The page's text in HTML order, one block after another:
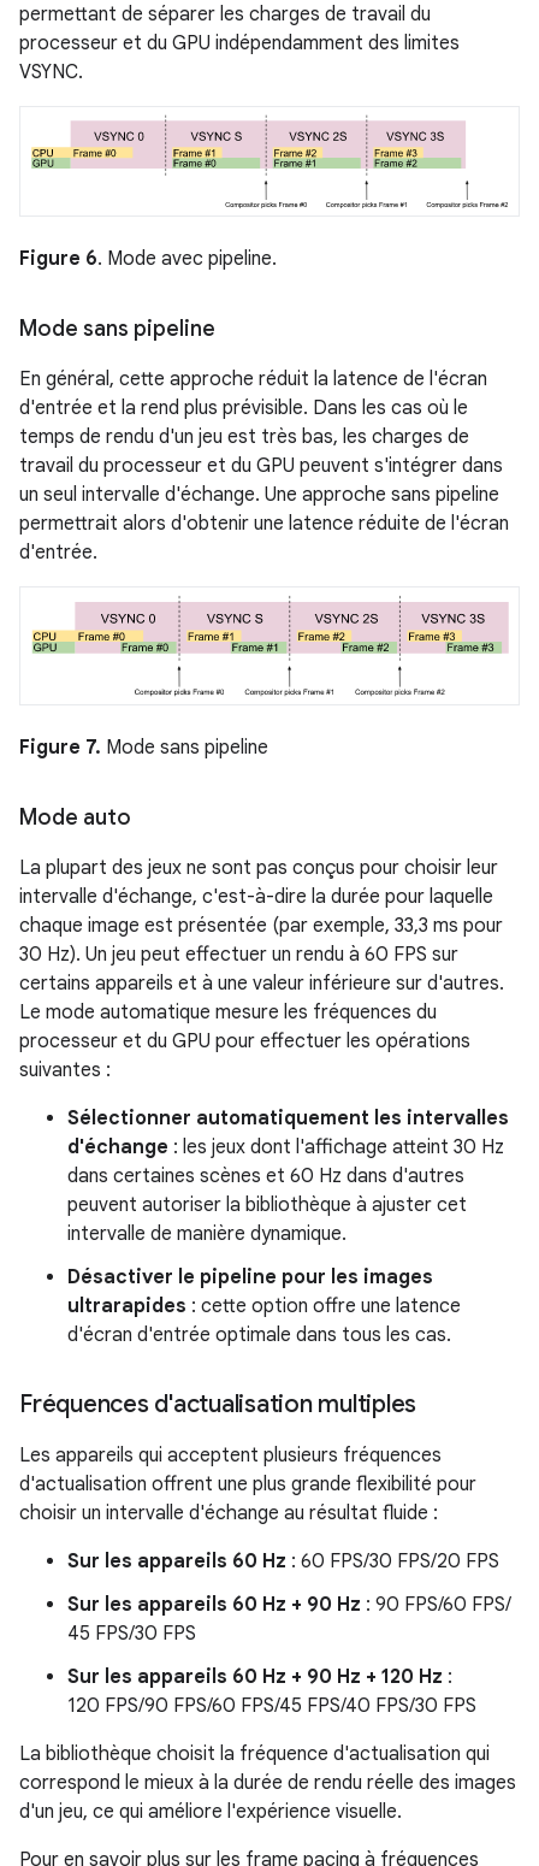
permettant de séparer les charges de travail du
processeur et du GPU indépendamment des limites
VSYNC.
Figure 6. Mode avec pipeline.
Mode sans pipeline
En général, cette approche réduit la latence de l'écran
d'entrée et la rend plus prévisible. Dans les cas où le
temps de rendu d'un jeu est très bas, les charges de
travail du processeur et du GPU peuvent s'intégrer dans
un seul intervalle d'échange. Une approche sans pipeline
permettrait alors d'obtenir une latence réduite de l'écran
d'entrée.
Figure 7. Mode sans pipeline
Mode auto
La plupart des jeux ne sont pas conçus pour choisir leur
intervalle d'échange, c'est-à-dire la durée pour laquelle
chaque image est présentée (par exemple, 33,3 ms pour
30 Hz). Un jeu peut effectuer un rendu à 60 FPS sur
certains appareils et à une valeur inférieure sur d'autres.
Le mode automatique mesure les fréquences du
processeur et du GPU pour effectuer les opérations
suivantes :
Sélectionner automatiquement les intervalles
d'échange : les jeux dont l'affichage atteint 30 Hz
dans certaines scènes et 60 Hz dans d'autres
peuvent autoriser la bibliothèque à ajuster cet
intervalle de manière dynamique.
Désactiver le pipeline pour les images
ultrarapides : cette option offre une latence
d'écran d'entrée optimale dans tous les cas.
Fréquences d'actualisation multiples
Les appareils qui acceptent plusieurs fréquences
d'actualisation offrent une plus grande flexibilité pour
choisir un intervalle d'échange au résultat fluide :
Sur les appareils 60 Hz : 60 FPS/30 FPS/20 FPS
Sur les appareils 60 Hz + 90 Hz : 90 FPS/60 FPS/
45 FPS/30 FPS
Sur les appareils 60 Hz + 90 Hz + 120 Hz :
120 FPS/90 FPS/60 FPS/45 FPS/40 FPS/30 FPS
La bibliothèque choisit la fréquence d'actualisation qui
correspond le mieux à la durée de rendu réelle des images
d'un jeu, ce qui améliore l'expérience visuelle.
Pour en savoir plus sur les frame pacing à fréquences